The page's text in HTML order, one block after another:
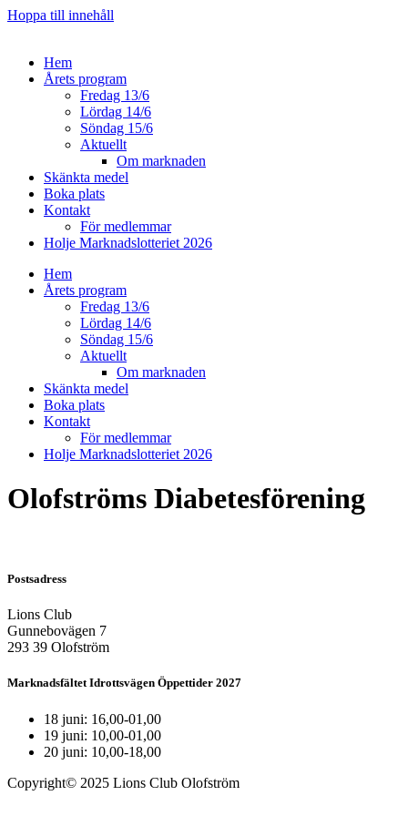
Hoppa till innehåll
Hem
Årets program
Fredag 13/6
Lördag 14/6
Söndag 15/6
Aktuellt
Om marknaden
Skänkta medel
Boka plats
Kontakt
För medlemmar
Holje Marknadslotteriet 2026
Hem
Årets program
Fredag 13/6
Lördag 14/6
Söndag 15/6
Aktuellt
Om marknaden
Skänkta medel
Boka plats
Kontakt
För medlemmar
Holje Marknadslotteriet 2026
Olofströms Diabetesförening
Postsadress
Lions Club
Gunnebovägen 7
293 39 Olofström
Marknadsfältet Idrottsvägen Öppettider 2027
18 juni: 16,00-01,00
19 juni: 10,00-01,00
20 juni: 10,00-18,00
Copyright© 2025 Lions Club Olofström